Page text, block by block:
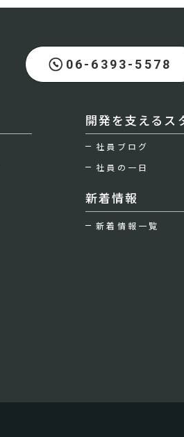
06-6393-5578
開発を支えるス
社員ブログ
社員の一日
新着情報
新着情報一覧